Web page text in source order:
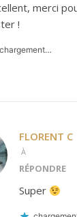
merci
!
chargement…
FLORENT C
À
RÉPONDRE
Super